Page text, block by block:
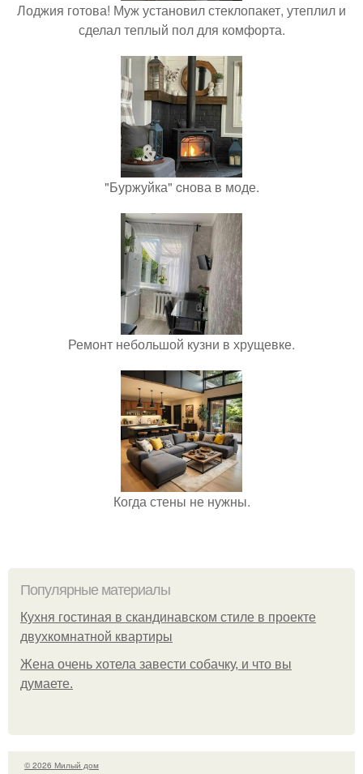
Лоджия готова! Муж установил стеклопакет, утеплил и
сделал теплый пол для комфорта.
"Буржуйка" cнова в моде.
Ремонт небольшой кузни в хрущевке.
Когда стены не нужны.
Популярные материалы
Кухня гостиная в скандинавском стиле в проекте
двухкомнатной квартиры
Жена очень хотела завести собачку, и что вы
думаете.
© 2026 Милый дом